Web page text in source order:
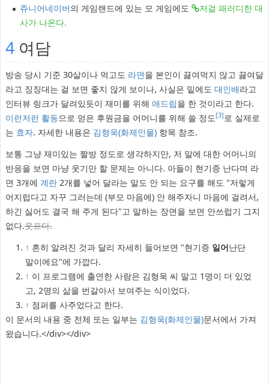
쥬니어네이버의 게임랜드에 있는 모 게임에도
저걸 패러디한 대
사가 나온다.
4여담
방송 당시 기준 30살이나 먹고도 라면을 본인이 끓여먹지 않고 끓여달
라고 징징대는 걸 보면 좋지 않게 보이나, 사실은 밑에도 대인배라고
인터뷰 링크가 달려있듯이 재미를 위해 애드립을 한 것이라고 한다.
이런저런 활동으로 얻은 후원금을 어머니를 위해 쓸 정도[3] 로 실제로
는 효자. 자세한 내용은 김형욱(화제인물)항목 참조.
보통 그냥 재미있는 짤방 정도로 생각하지만, 저 말에 대한 어머니의
반응을 보면 마냥 웃기만 할 문제는 아니다. 아들이 현기증 난다며 라
면 3개에 계란2개를 넣어 달라는 말도 안 되는 요구를 해도 "저렇게
어지럽다고 자꾸 그러는데 (부모 마음에) 안 해주자니 마음에 걸려서,
하긴 싫어도 결국 해 주게 된다"고 말하는 장면을 보면 안쓰럽기 그지
없다.웃프다.
↑ 흔히 알려진 것과 달리 자세히 들어보면 "현기증 일어난단
말이에요"에 가깝다.
↑ 이 프로그램에 출연한 사람은 김형욱 씨 말고 1명이 더 있었
고, 2명의 삶을 번갈아서 보여주는 식이었다.
↑ 점퍼를 사주었다고 한다.
이 문서의 내용 중 전체 또는 일부는 김형욱(화제인물)문서에서 가져
왔습니다.</div></div>